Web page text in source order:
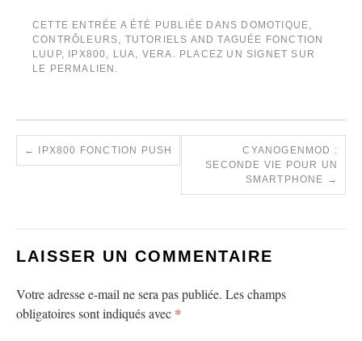
CETTE ENTRÉE A ÉTÉ PUBLIÉE DANS DOMOTIQUE,
CONTRÔLEURS, TUTORIELS AND TAGUÉE FONCTION
LUUP, IPX800 , LUA, VERA . PLACEZ UN SIGNET SUR
LE PERMALIEN .
← IPX800 FONCTION PUSH
CYANOGENMOD :
SECONDE VIE POUR UN
SMARTPHONE →
LAISSER UN COMMENTAIRE
Votre adresse e-mail ne sera pas publiée. Les champs
obligatoires sont indiqués avec *